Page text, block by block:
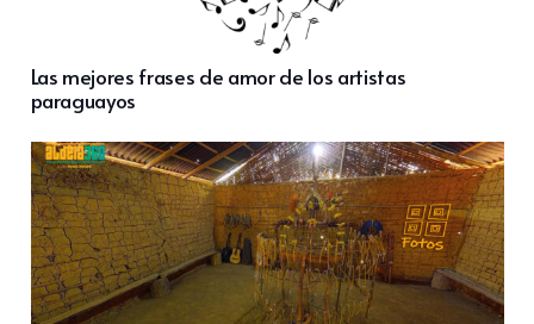
Las mejores frases de amor de los artistas
paraguayos